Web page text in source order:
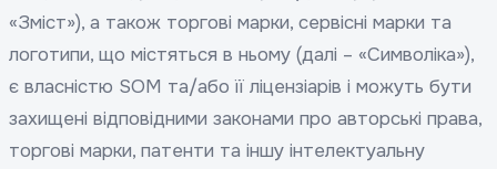
«Зміст»), а також торгові марки, сервісні марки та
логотипи, що містяться в ньому (далі – «Символіка»),
є власністю SOM та/або її ліцензіарів і можуть бути
захищені відповідними законами про авторські права,
торгові марки, патенти та іншу інтелектуальну